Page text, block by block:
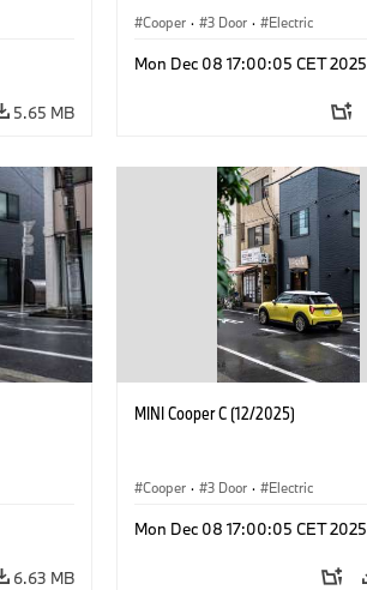
5.65 MB
Cooper · 3 Door · Electric
Mon Dec 08 17:00:05 CET 2025
6.63 MB
MINI Cooper C (12/2025)
Cooper · 3 Door · Electric
Mon Dec 08 17:00:05 CET 2025